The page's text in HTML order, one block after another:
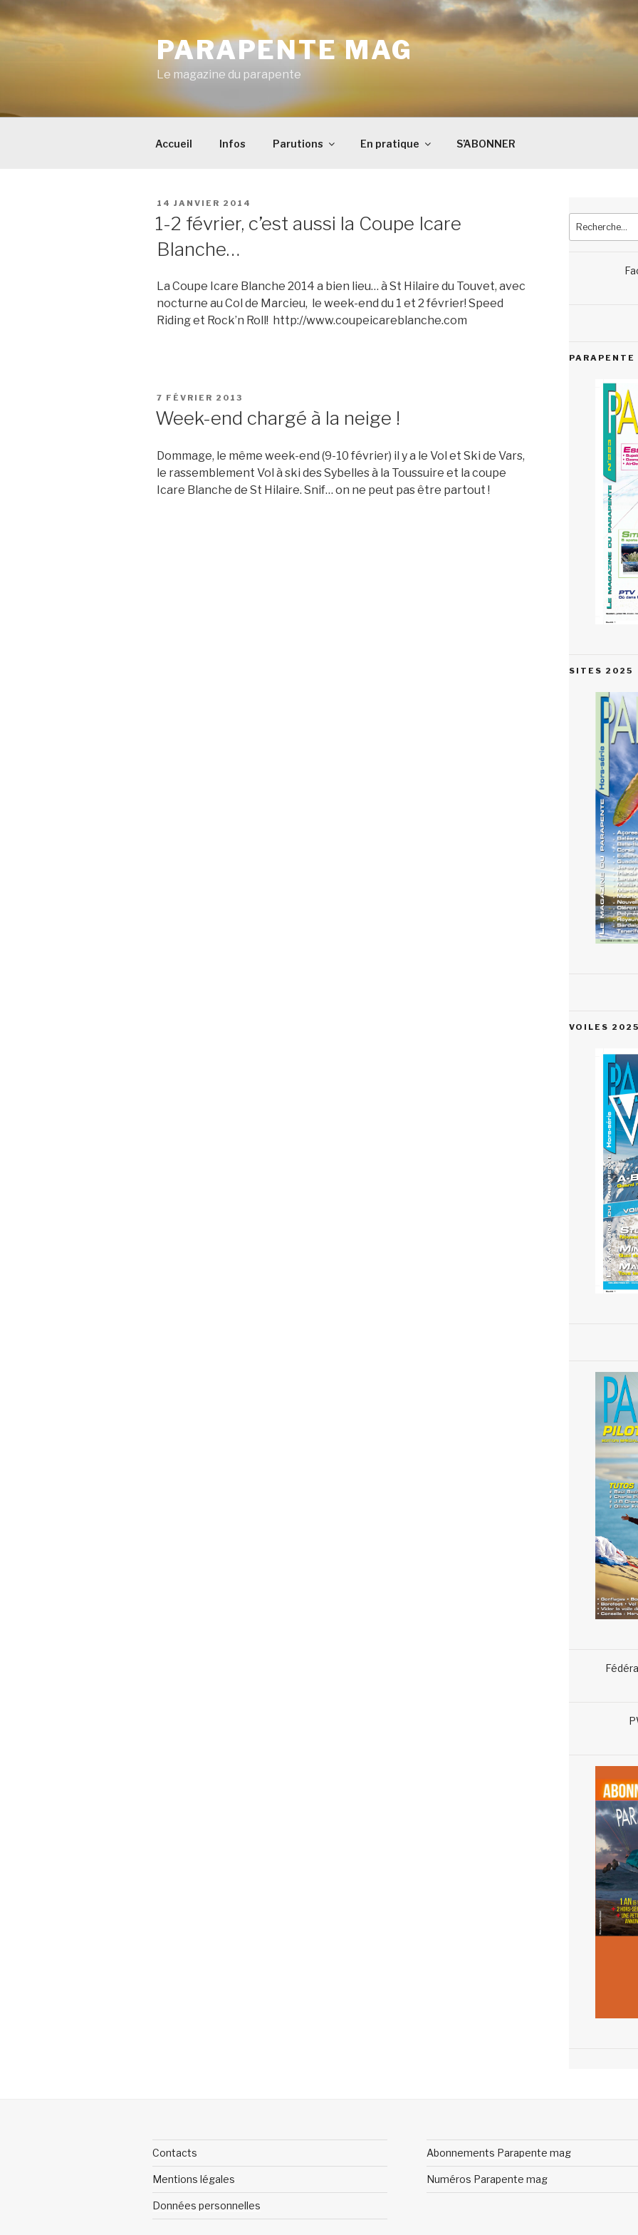
Aller
au
contenu
PARAPENTE MAG
Le magazine du parapente
Accueil Infos Parutions En pratique S’ABONNER
PUBLIÉ
14 JANVIER 2014
1-2 février, c’est aussi la Coupe Icare
Blanche…
La Coupe Icare Blanche 2014 a bien lieu… à St Hilaire du Touvet, avec
nocturne au Col de Marcieu, le week-end du 1 et 2 février! Speed
Riding et Rock’n Roll! http://www.coupeicareblanche.com
PUBLIÉ
7 FÉVRIER 2013
Week-end chargé à la neige !
Dommage, le même week-end (9-10 février) il y a le Vol et Ski de Vars,
le rassemblement Vol à ski des Sybelles à la Toussuire et la coupe
Icare Blanche de St Hilaire. Snif… on ne peut pas être partout !
SITES 2025
VOILES
Contacts
Mentions légales
Données personnelles
Abonnements Parapente mag
Numéros Parapente mag